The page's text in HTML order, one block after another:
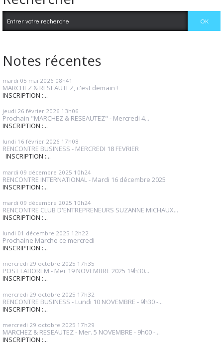
Notes récentes
mardi 05 mai 2026 08h41
MARCHEZ & RESEAUTEZ, c'est demain !
INSCRIPTION :...
jeudi 26 février 2026 13h06
Prochain "MARCHEZ & RESEAUTEZ" - Mercredi 4...
INSCRIPTION :...
lundi 16 février 2026 17h08
RENCONTRE BUSINESS - MERCREDI 18 FEVRIER
INSCRIPTION :...
mardi 09 décembre 2025 10h24
RENCONTRE INTERNATIONAL - Mardi 16 décembre 2025
INSCRIPTION :...
mardi 09 décembre 2025 10h24
RENCONTRE CLUB D'ENTREPRENEURS SUZANNE MICHAUX...
INSCRIPTION :...
lundi 01 décembre 2025 12h22
Prochaine Marche ce mercredi
INSCRIPTION :...
mercredi 29 octobre 2025 17h35
POST LABOREM - Mer 19 NOVEMBRE 2025 19h30...
INSCRIPTION :...
mercredi 29 octobre 2025 17h32
RENCONTRE BUSINESS - Lundi 10 NOVEMBRE - 9h30 -...
INSCRIPTION :...
mercredi 29 octobre 2025 17h29
MARCHEZ & RESEAUTEZ - Mer. 5 NOVEMBRE - 9h00 -...
INSCRIPTION :...